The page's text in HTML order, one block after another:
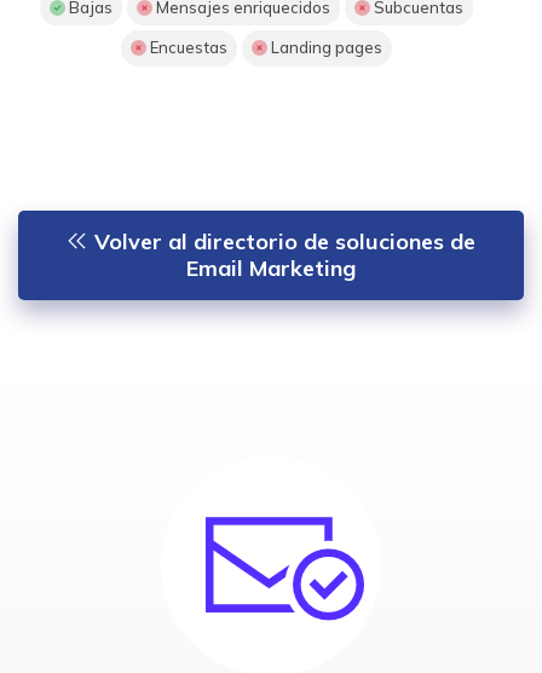
Bajas Mensajes enriquecidos Subcuentas
Encuestas Landing pages
Volver al directorio de soluciones de
Email Marketing